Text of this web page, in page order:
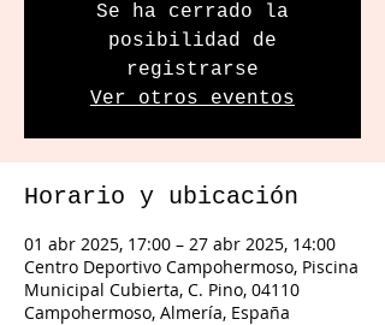
Se ha cerrado la
posibilidad de
registrarse
Ver otros eventos
Horario y ubicación
01 abr 2025, 17:00 – 27 abr 2025, 14:00
Centro Deportivo Campohermoso, Piscina
Municipal Cubierta, C. Pino, 04110
Campohermoso, Almería, España